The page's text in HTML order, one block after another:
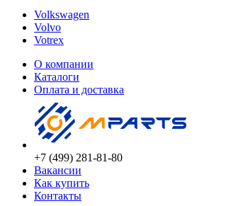
Volkswagen
Volvo
Votrex
О компании
Каталоги
Оплата и доставка
+7 (499) 281-81-80
Вакансии
Как купить
Контакты